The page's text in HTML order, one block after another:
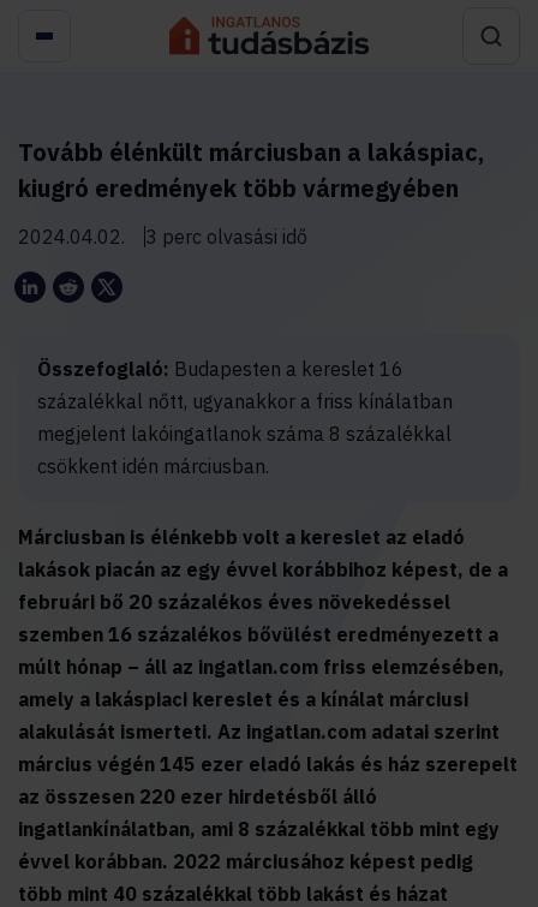
Tovább élénkült márciusban a lakáspiac,
kiugró eredmények több vármegyében
2024.04.02. 3 perc olvasási idő
Összefoglaló: Budapesten a kereslet 16
százalékkal nőtt, ugyanakkor a friss kínálatban
megjelent lakóingatlanok száma 8 százalékkal
csökkent idén márciusban.
Márciusban is élénkebb volt a kereslet az eladó
lakások piacán az egy évvel korábbihoz képest, de a
februári bő 20 százalékos éves növekedéssel
szemben 16 százalékos bővülést eredményezett a
múlt hónap – áll az ingatlan.com friss elemzésében,
amely a lakáspiaci kereslet és a kínálat márciusi
alakulását ismerteti. Az ingatlan.com adatai szerint
március végén 145 ezer eladó lakás és ház szerepelt
az összesen 220 ezer hirdetésből álló
ingatlankínálatban, ami 8 százalékkal több mint egy
évvel korábban. 2022 márciusához képest pedig
több mint 40 százalékkal több lakást és házat